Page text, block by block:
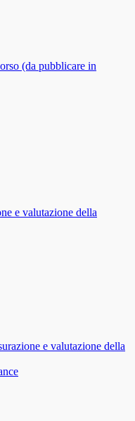
(da pubblicare in
e valutazione della
e valutazione della